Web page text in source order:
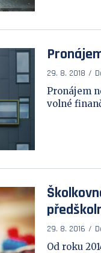
29. 8. 2018
Pronájem
volné
29. 8. 2016
Od roku